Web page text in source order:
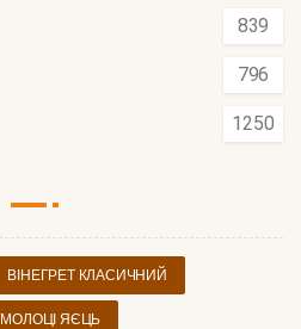
839
796
1250
ВІНЕГРЕТ КЛАСИЧНИЙ
МОЛОЦІ ЯЄЦЬ